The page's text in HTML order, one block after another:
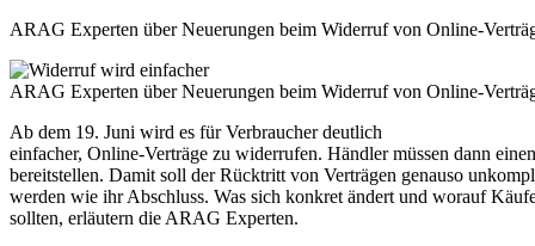
ARAG Experten über Neuerungen beim Widerruf von Online-
ARAG Experten über Neuerungen beim Widerruf von Online-
Ab dem 19. Juni wird es für Verbraucher deutlich
einfacher, Online-Verträge zu widerrufen. Händler müssen dann
bereitstellen. Damit soll der Rücktritt von Verträgen genauso
werden wie ihr Abschluss. Was sich konkret ändert und worauf
sollten, erläutern die ARAG Experten.